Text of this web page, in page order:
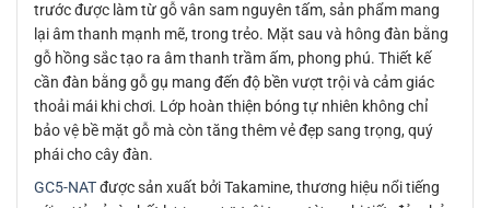
trước được làm từ gỗ vân sam nguyên tấm, sản phẩm mang
lại âm thanh mạnh mẽ, trong trẻo. Mặt sau và hông đàn bằng
gỗ hồng sắc tạo ra âm thanh trầm ấm, phong phú. Thiết kế
cần đàn bằng gỗ gụ mang đến độ bền vượt trội và cảm giác
thoải mái khi chơi. Lớp hoàn thiện bóng tự nhiên không chỉ
bảo vệ bề mặt gỗ mà còn tăng thêm vẻ đẹp sang trọng, quý
phái cho cây đàn.
GC5-NATđược sản xuất bởi Takamine, thương hiệu nổi tiếng